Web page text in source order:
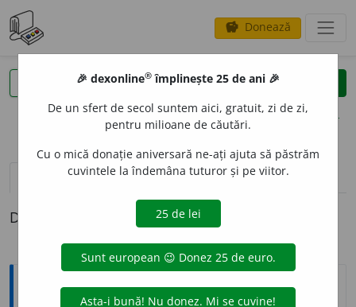
savings Donează
clear
opțiuni
definiții (1) pronunțievolume_up (3)
Definiția cu ID-ul 939902:
Explicative DEX
🎉 dexonline® împlinește 25 de ani 🎉
De un sfert de secol suntem aici, gratuit, zi de zi,
pentru milioane de căutări.
Cu o mică donație aniversară ne-ați ajuta să păstrăm
cuvintele la îndemâna tuturor și pe viitor.